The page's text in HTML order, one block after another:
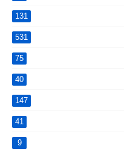
131
531
75
40
147
41
9